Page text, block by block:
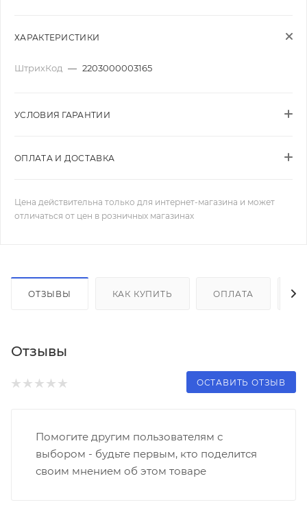
ХАРАКТЕРИСТИКИ
ШтрихКод — 2203000003165
УСЛОВИЯ ГАРАНТИИ
ОПЛАТА И ДОСТАВКА
Цена действительна только для интернет-магазина и может
отличаться от цен в розничных магазинах
ОТЗЫВЫ КАК КУПИТЬ ОПЛАТА
Отзывы
ОСТАВИТЬ ОТЗЫВ
Помогите другим пользователям с
выбором - будьте первым, кто поделится
своим мнением об этом товаре